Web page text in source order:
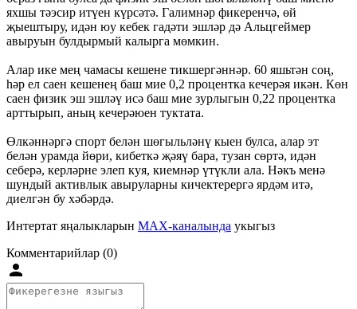
яхшы тәэсир итүен күрсәтә. Галимнәр фикеренчә, өй
җыештыру, идән юу кебек гадәти эшләр дә Альцгеймер
авыруын булдырмый калырга мөмкин.
Алар ике мең чамасы кешене тикшергәннәр. 60 яшьтән соң,
һәр ел саен кешенең баш мие 0,2 процентка кечерәя икән. Көн
саен физик эш эшләү исә баш мие зурлыгын 0,22 процентка
арттырып, аның кечерәюен туктата.
Өлкәннәргә спорт белән шөгыльләнү кыен булса, алар эт
белән урамда йөри, кибеткә җәяү бара, тузан сөртә, идән
себерә, керләрне элеп куя, киемнәр үтүкли ала. Нәкъ менә
шундый активлык авыруларны кичектерергә ярдәм итә,
диелгән бу хәбәрдә.
Интертат яңалыкларын MAX-каналында укыгыз
Комментарийлар (0)